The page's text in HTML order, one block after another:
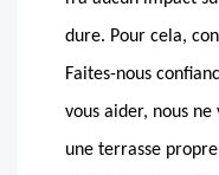
dure. Pour cela,
Faites-nous
vous aider, nous ne
une terrasse